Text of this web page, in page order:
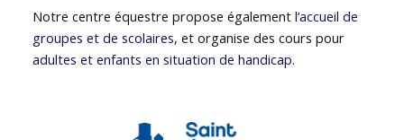
Notre centre équestre propose égalementl’accueil de
groupes et de scolaires, et organise des cours pour
adultes et enfants en situation de handicap.